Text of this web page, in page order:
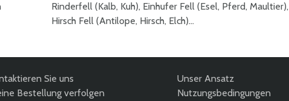
Rinderfell (Kalb, Kuh), Einhufer Fell (Esel, Pferd, Maultier),
Hirsch Fell (Antilope, Hirsch, Elch)...
Sie uns
Bestellung verfolgen
Unser Ansatz
Nutzungsbedingungen